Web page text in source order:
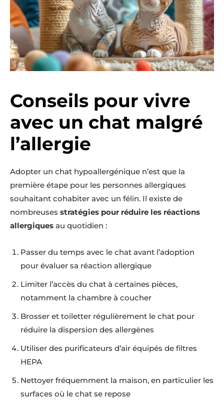
Conseils pour vivre
avec un chat malgré
l’allergie
Adopter un chat hypoallergénique n’est que la
première étape pour les personnes allergiques
souhaitant cohabiter avec un félin. Il existe de
nombreuses stratégies pour réduire les réactions
allergiques au quotidien :
Passer du temps avec le chat avant l’adoption
pour évaluer sa réaction allergique
Limiter l’accès du chat à certaines pièces,
notamment la chambre à coucher
Brosser et toiletter régulièrement le chat pour
réduire la dispersion des allergènes
Utiliser des purificateurs d’air équipés de filtres
HEPA
Nettoyer fréquemment la maison, en particulier les
surfaces où le chat se repose